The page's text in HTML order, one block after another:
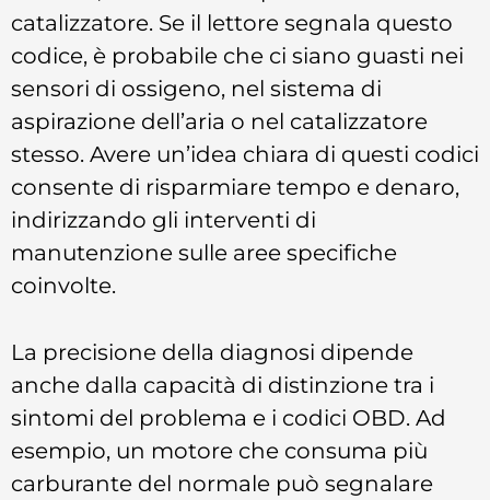
catalizzatore. Se il lettore segnala questo
codice, è probabile che ci siano guasti nei
sensori di ossigeno, nel sistema di
aspirazione dell’aria o nel catalizzatore
stesso. Avere un’idea chiara di questi codici
consente di risparmiare tempo e denaro,
indirizzando gli interventi di
manutenzione sulle aree specifiche
coinvolte.
La precisione della diagnosi dipende
anche dalla capacità di distinzione tra i
sintomi del problema e i codici OBD. Ad
esempio, un motore che consuma più
carburante del normale può segnalare